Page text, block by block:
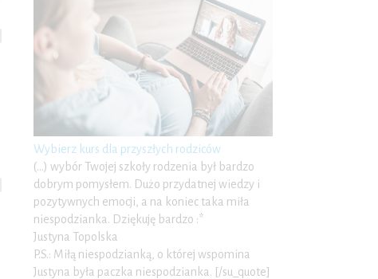
Wybierz kurs dla przyszłych rodziców
(…) wybór Twojej szkoły rodzenia był bardzo
dobrym pomysłem. Dużo przydatnej wiedzy i
pozytywnych emocji, a na koniec taka miła
niespodzianka. Dziękuję bardzo :*
Justyna Topolska
P.S.: Miłą niespodzianką, o której wspomina
Justyna była paczka niespodzianka. [/su_quote]